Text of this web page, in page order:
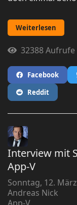
Weiterlesen
32388 Aufrufe
Facebook
Reddit
Interview mit
App-V
Sonntag, 12.
Andreas Nick